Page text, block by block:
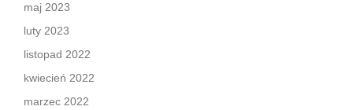
maj 2023
luty 2023
listopad 2022
kwiecień 2022
marzec 2022